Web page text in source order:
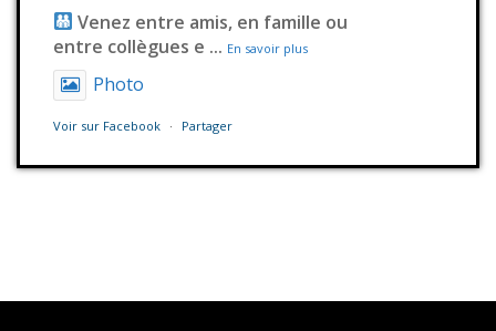
Venez entre amis, en famille ou
entre collègues e ... En savoir plus
Photo
Voir sur Facebook · Partager